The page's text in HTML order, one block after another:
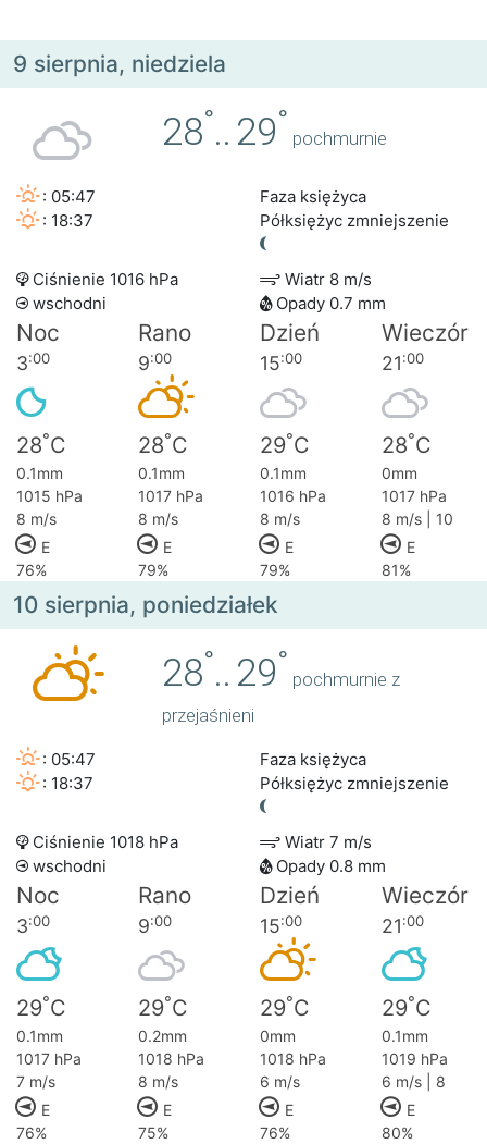
9 sierpnia, niedziela
28°.. 29°
pochmurnie
: 05:47
: 18:37
Faza księżyca
Półksiężyc zmniejszenie
Ciśnienie 1016 hPa
Wiatr 8 m/s
wschodni
Opady 0.7 mm
Noc Rano Dzień Wieczór
3:00 9:00 15:00 21:00
28°C 28°C 29°C 28°C
0.1mm 0.1mm 0.1mm
0mm
1015 hPa
1017 hPa 1016 hPa
1017 hPa
8 m/s
8 m/s 8 m/s
8 m/s | 10
E
E E
E
76%
79% 79% 81%
10 sierpnia, poniedziałek
28°.. 29°
pochmurnie z
przejaśnieni
: 05:47
: 18:37
Faza księżyca
Półksiężyc zmniejszenie
Ciśnienie 1018 hPa
Wiatr 7 m/s
wschodni
Opady 0.8 mm
Noc Rano Dzień Wieczór
3:00 9:00 15:00 21:00
29°C 29°C 29°C 29°C
0.1mm 0.2mm 0mm
0.1mm
1017 hPa
1018 hPa 1018 hPa
1019 hPa
7 m/s
8 m/s 6 m/s
6 m/s | 8
E
E E
E
76%
75% 76% 80%